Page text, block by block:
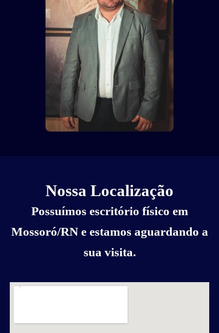
Nossa Localização
Possuímos escritório físico em
Mossoró/RN e estamos aguardando a
sua visita.